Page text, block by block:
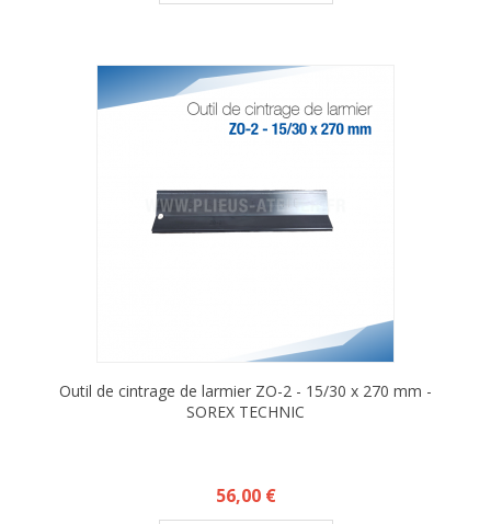
Outil de cintrage de larmier ZO-2 - 15/30 x 270 mm -
SOREX TECHNIC
Prix
56,00 €